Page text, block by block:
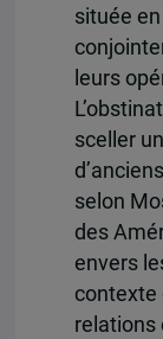
située
leurs
sceller
selon
des
envers
contexte
relations